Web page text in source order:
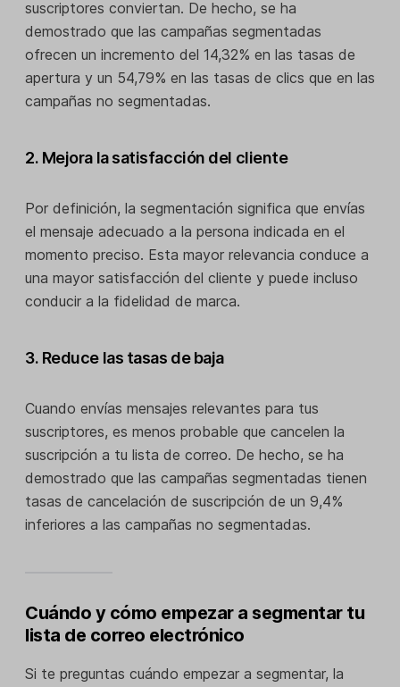
suscriptores conviertan. De hecho, se ha
demostrado que las campañas segmentadas
ofrecen un incremento del 14,32% en las tasas de
apertura y un 54,79% en las tasas de clics que en las
campañas no segmentadas.
2. Mejora la satisfacción del cliente
Por definición, la segmentación significa que envías
el mensaje adecuado a la persona indicada en el
momento preciso. Esta mayor relevancia conduce a
una mayor satisfacción del cliente y puede incluso
conducir a la fidelidad de marca.
3. Reduce las tasas de baja
Cuando envías mensajes relevantes para tus
suscriptores, es menos probable que cancelen la
suscripción a tu lista de correo. De hecho, se ha
demostrado que las campañas segmentadas tienen
tasas de cancelación de suscripción de un 9,4%
inferiores a las campañas no segmentadas.
Cuándo y cómo empezar a segmentar tu
lista de correo electrónico
Si te preguntas cuándo empezar a segmentar, la